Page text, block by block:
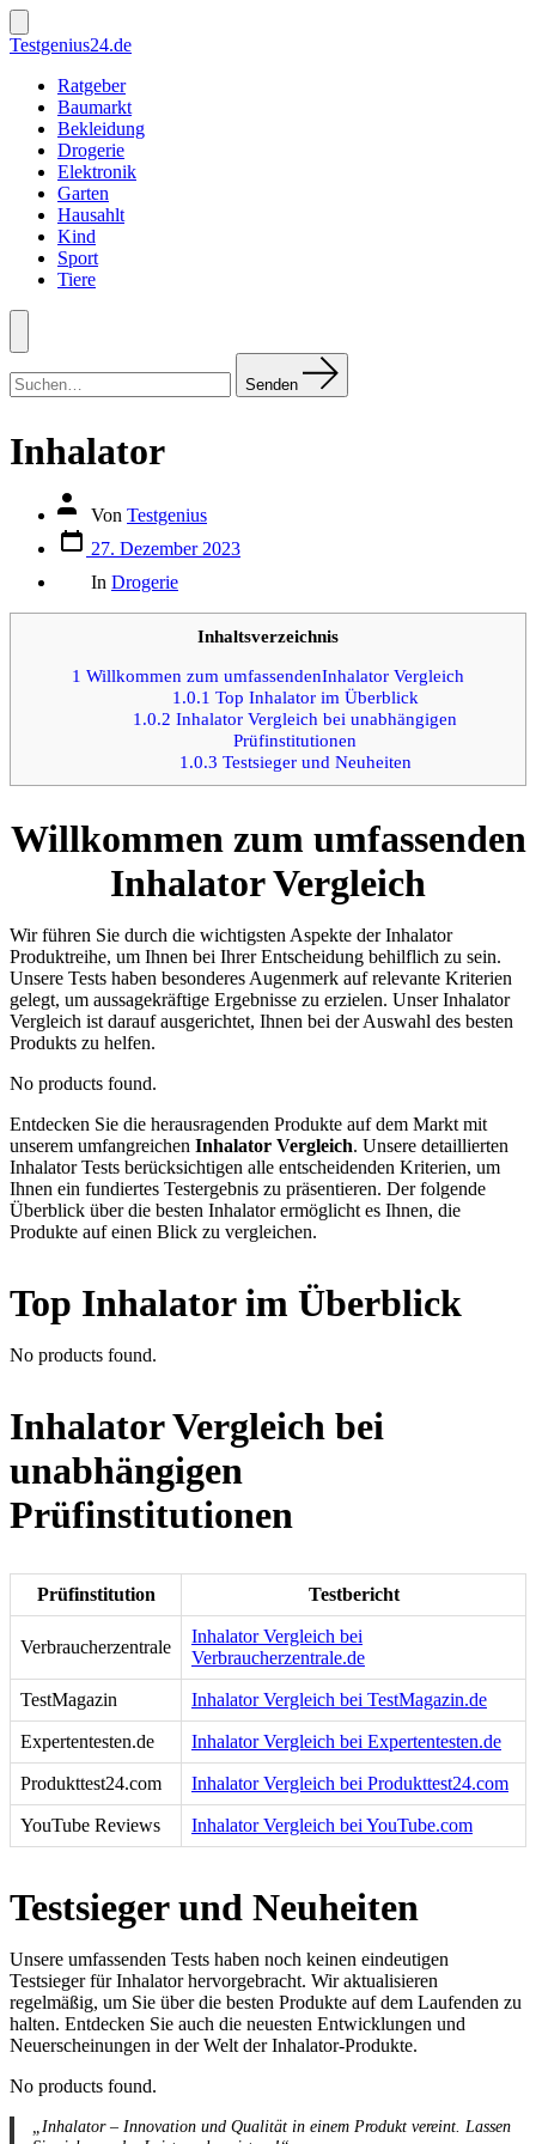
Zum
Inhalt
springen
Suche
ein-/ausblenden
Testgenius24.de
Ratgeber
Baumarkt
Bekleidung
Drogerie
Elektronik
Garten
Hausahlt
Kind
Sport
Tiere
Menü
nach:
Senden
Inhalator
Autor
Beitrags
Von Testgenius
Datum
des
Beitrags
27. Dezember 2023
In Drogerie
Inhaltsverzeichnis
1 Willkommen zum umfassendenInhalator Vergleich
1.0.1 Top Inhalator im Überblick
1.0.2 Inhalator Vergleich bei unabhängigen
Prüfinstitutionen
1.0.3 Testsieger und Neuheiten
Willkommen zum umfassenden
Inhalator Vergleich
Wir führen Sie durch die wichtigsten Aspekte der Inhalator
Produktreihe, um Ihnen bei Ihrer Entscheidung behilflich zu sein.
Unsere Tests haben besonderes Augenmerk auf relevante Kriterien
gelegt, um aussagekräftige Ergebnisse zu erzielen. Unser Inhalator
Vergleich ist darauf ausgerichtet, Ihnen bei der Auswahl des besten
Produkts zu helfen.
No products found.
Entdecken Sie die herausragenden Produkte auf dem Markt mit
unserem umfangreichen Inhalator Vergleich. Unsere detaillierten
Inhalator Tests berücksichtigen alle entscheidenden Kriterien, um
Ihnen ein fundiertes Testergebnis zu präsentieren. Der folgende
Überblick über die besten Inhalator ermöglicht es Ihnen, die
Produkte auf einen Blick zu vergleichen.
Top Inhalator im Überblick
No products found.
Inhalator Vergleich bei
unabhängigen
Prüfinstitutionen
Prüfinstitution Testbericht
Verbraucherzentrale
Inhalator Vergleich bei
Verbraucherzentrale.de
TestMagazin Inhalator Vergleich bei TestMagazin.de
Expertentesten.de Inhalator Vergleich bei Expertentesten.de
Produkttest24.com Inhalator Vergleich bei Produkttest24.com
YouTube Reviews Inhalator Vergleich bei YouTube.com
Testsieger und Neuheiten
Unsere umfassenden Tests haben noch keinen eindeutigen
Testsieger für Inhalator hervorgebracht. Wir aktualisieren
regelmäßig, um Sie über die besten Produkte auf dem Laufenden zu
halten. Entdecken Sie auch die neuesten Entwicklungen und
Neuerscheinungen in der Welt der Inhalator-Produkte.
No products found.
„Inhalator – Innovation und Qualität in einem Produkt vereint. Lassen